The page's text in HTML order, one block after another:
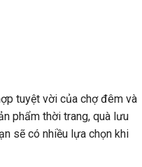
tuyệt vời của chợ đêm và
phẩm thời trang, quà lưu
sẽ có nhiều lựa chọn khi